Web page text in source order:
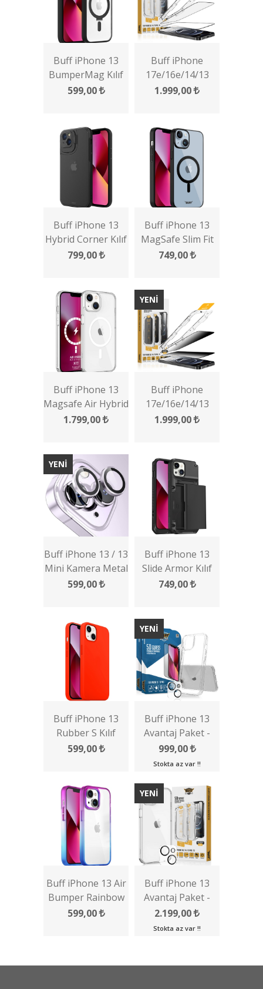
Buff iPhone 13
BumperMag Kılıf
599,00
Buff iPhone
17e/16e/14/13
Pro/13 5D Glass
1.999,00
Buff iPhone 13
Hybrid Corner Kılıf
799,00
Buff iPhone 13
MagSafe Slim Fit
Kılıf
749,00
Buff iPhone 13
Magsafe Air Hybrid
Kılıf
1.799,00
YENİ
Buff iPhone
17e/16e/14/13
Pro/13 5D Privacy
1.999,00
YENİ
Buff iPhone 13 / 13
Mini Kamera Metal
Lens Koruyucu
599,00
Buff iPhone 13
Slide Armor Kılıf
749,00
Buff iPhone 13
Rubber S Kılıf
599,00
YENİ
Buff iPhone 13
Avantaj Paket -
2x5D Ekran
Koruyucu + Şeffaf
Koruyucu
999,00
Stokta az var !!
Buff iPhone 13 Air
Bumper Rainbow
Kılıf
599,00
YENİ
Buff iPhone 13
Avantaj Paket -
Şeffaf Kılıf + Ekran
Koruyucu + Lens
2.199,00
Stokta az var !!